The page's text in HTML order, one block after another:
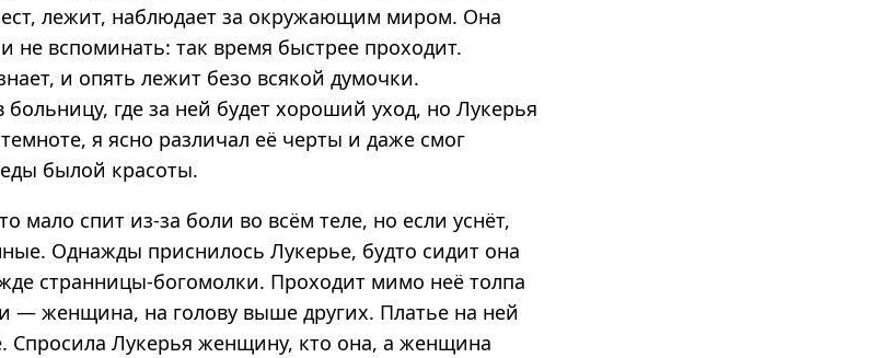
ест, лежит, наблюдает за окружающим миром. Она
не вспоминать: так время быстрее проходит.
и опять лежит безо всякой думочки.
где за ней будет хороший уход, но Лукерья
я ясно различал её черты и даже смог
былой красоты.
мало спит из-за боли во всём теле, но если уснёт,
Однажды приснилось Лукерье, будто сидит она
странницы-богомолки. Проходит мимо неё толпа
— женщина, на голову выше других. Платье на ней
Спросила Лукерья женщину, кто она, а женщина